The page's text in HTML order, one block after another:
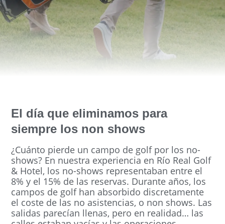
El día que eliminamos para
siempre los non shows
¿Cuánto pierde un campo de golf por los no-
shows? En nuestra experiencia en Río Real Golf
& Hotel, los no-shows representaban entre el
8% y el 15% de las reservas. Durante años, los
campos de golf han absorbido discretamente
el coste de las no asistencias, o non shows. Las
salidas parecían llenas, pero en realidad… las